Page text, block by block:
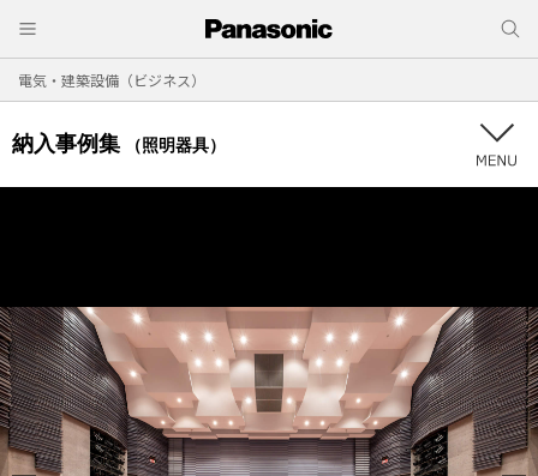
電気・建築設備（ビジネス）
納入事例集 （照明器具）